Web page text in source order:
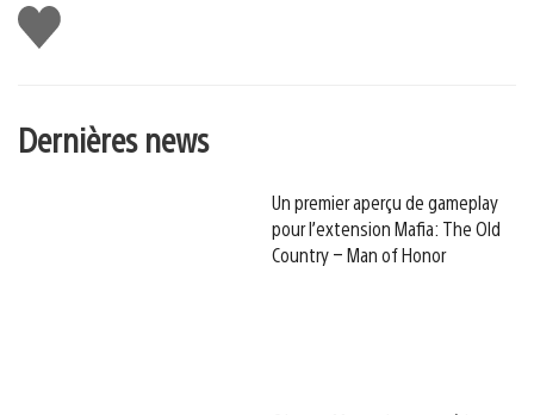
J'aime
Dernières news
Un premier aperçu de gameplay
pour l’extension Mafia: The Old
Country – Man of Honor